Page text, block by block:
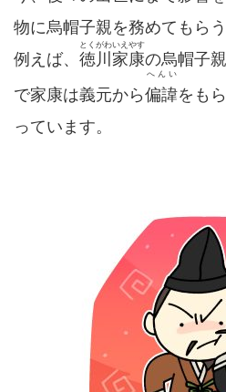
物に烏帽子親を務めてもら
例えば、 徳川家康
とくがわいえやす
の烏帽子
で家康は義元から偏諱
へんい
をもら
っています。